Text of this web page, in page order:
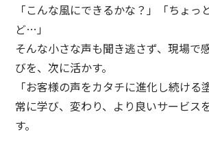
「こんな風にできるかな？」「ちょっ
ど…」
そんな小さな声も聞き逃さず、現場で
びを、次に活かす。
「お客様の声をカタチに進化し続ける
常に学び、変わり、より良いサービス
す。